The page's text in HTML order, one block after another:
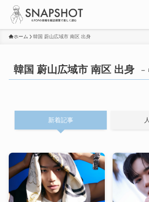
ホーム 韓国 蔚山広域市 南区 出身
韓国 蔚山広域市 南区 出身 –
新着記事